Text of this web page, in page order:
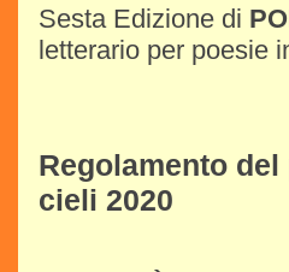
Sesta Edizione di
letterario per poesie
Regolamento
cieli 2020